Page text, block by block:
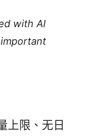
with AI
上限、无日